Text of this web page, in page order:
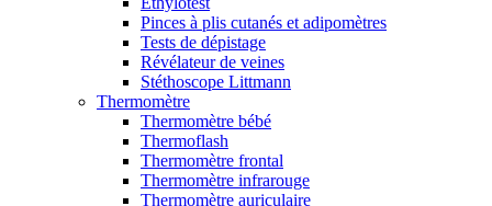
Pinces à plis cutanés et adipomètres
Tests de dépistage
Révélateur de veines
Stéthoscope Littmann
Thermomètre
Thermomètre bébé
Thermoflash
Thermomètre frontal
Thermomètre infrarouge
Thermomètre auriculaire